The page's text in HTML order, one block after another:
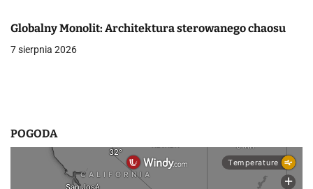
w
u
Globalny Monolit: Architektura sterowanego chaosu
7 sierpnia 2026
POGODA